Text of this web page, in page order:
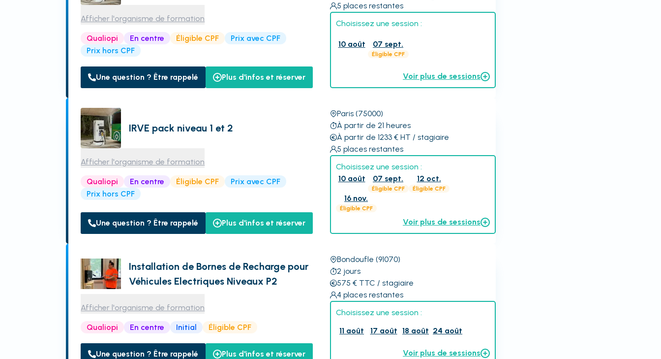
Afficher l'organisme de formation
Qualiopi En centre Éligible CPF
Prix avec CPF
Prix hors CPF
Une question ? Être rappelé Plus d'infos et réserver
5 places restantes
Choisissez une session :
10 août 07 sept.
Éligible CPF
Voir plus de sessions
IRVE pack niveau 1 et 2
Afficher l'organisme de formation
Qualiopi En centre Éligible CPF
Prix avec CPF
Prix hors CPF
Une question ? Être rappelé Plus d'infos et réserver
Paris (75000)
À partir de 21 heures
À partir de 1233€ HT / stagiaire
5 places restantes
Choisissez une session :
10 août
07 sept.
Éligible CPF
12 oct.
Éligible CPF
16 nov.
Éligible CPF
Voir plus de sessions
Installation de Bornes de Recharge pour
Véhicules Electriques Niveaux P2
Afficher l'organisme de formation
Qualiopi En centre Initial Éligible CPF
Une question ? Être rappelé Plus d'infos et réserver
Bondoufle (91070)
2 jours
575 € TTC / stagiaire
4 places restantes
Choisissez une session :
11 août
17 août 18 août 24 août
Voir plus de sessions